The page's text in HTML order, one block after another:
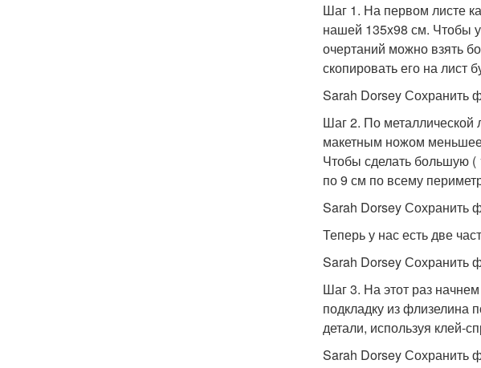
Шаг 1. На первом листе
нашей 135x98 см. Чтобы
очертаний можно взять
скопировать его на лист
Sarah Dorsey Сохранить
Шаг 2. По металлической
макетным ножом меньшее
Чтобы сделать большую (
по 9 см по всему
Sarah Dorsey Сохранить
Теперь у нас есть две
Sarah Dorsey Сохранить
Шаг 3. На этот раз
подкладку из флизелина
детали, используя клей-
Sarah Dorsey Сохранить